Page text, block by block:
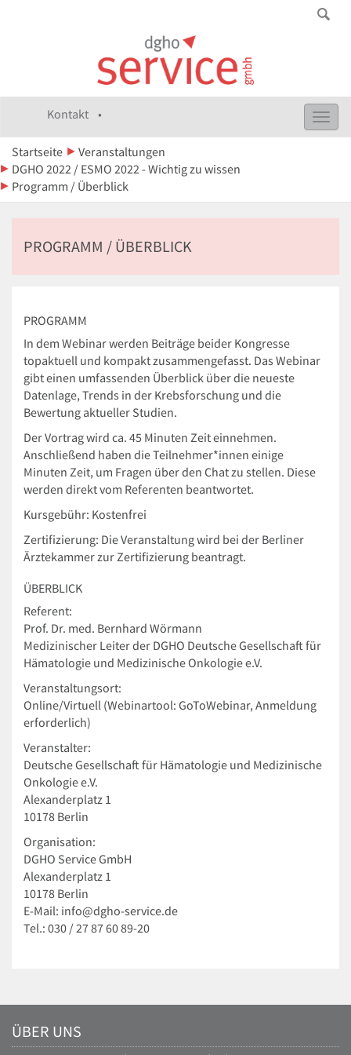
Kontakt •
Startseite
Veranstaltungen
DGHO 2022 / ESMO 2022 - Wichtig zu wissen
Programm / Überblick
PROGRAMM / ÜBERBLICK
PROGRAMM
In dem Webinar werden Beiträge beider Kongresse
topaktuell und kompakt zusammengefasst. Das Webinar
gibt einen umfassenden Überblick über die neueste
Datenlage, Trends in der Krebsforschung und die
Bewertung aktueller Studien.
Der Vortrag wird ca. 45 Minuten Zeit einnehmen.
Anschließend haben die Teilnehmer*innen einige
Minuten Zeit, um Fragen über den Chat zu stellen. Diese
werden direkt vom Referenten beantwortet.
Kursgebühr: Kostenfrei
Zertifizierung: Die Veranstaltung wird bei der Berliner
Ärztekammer zur Zertifizierung beantragt.
ÜBERBLICK
Referent:
Prof. Dr. med. Bernhard Wörmann
Medizinischer Leiter der DGHO Deutsche Gesellschaft für
Hämatologie und Medizinische Onkologie e.V.
Veranstaltungsort:
Online/Virtuell (Webinartool: GoToWebinar, Anmeldung
erforderlich)
Veranstalter:
Deutsche Gesellschaft für Hämatologie und Medizinische
Onkologie e.V.
Alexanderplatz 1
10178 Berlin
Organisation:
DGHO Service GmbH
Alexanderplatz 1
10178 Berlin
E-Mail: info@dgho-service.de
Tel.: 030 / 27 87 60 89-20
ÜBER UNS